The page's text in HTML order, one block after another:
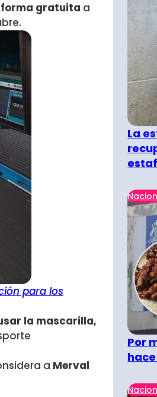
gratuita a
para los
la mascarilla,
a Merval
La
Por